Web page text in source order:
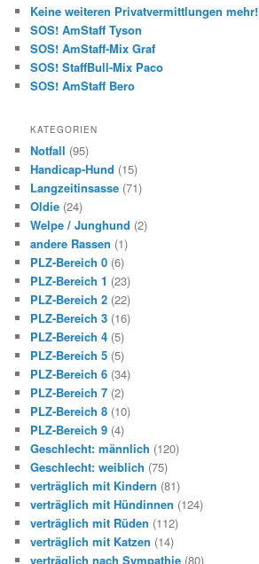
n
Keine weiteren Privatvermittlungen mehr!
SOS! AmStaff Tyson
SOS! AmStaff-Mix Graf
SOS! StaffBull-Mix Paco
SOS! AmStaff Bero
KATEGORIEN
Notfall (95)
Handicap-Hund (15)
Langzeitinsasse (71)
Oldie (24)
Welpe / Junghund (2)
andere Rassen (1)
PLZ-Bereich 0 (6)
PLZ-Bereich 1 (23)
PLZ-Bereich 2 (22)
PLZ-Bereich 3 (16)
PLZ-Bereich 4 (5)
PLZ-Bereich 5 (5)
PLZ-Bereich 6 (34)
PLZ-Bereich 7 (2)
PLZ-Bereich 8 (10)
PLZ-Bereich 9 (4)
Geschlecht: männlich (120)
Geschlecht: weiblich (75)
verträglich mit Kindern (81)
verträglich mit Hündinnen (124)
verträglich mit Rüden (112)
verträglich mit Katzen (14)
verträglich nach Sympathie (80)